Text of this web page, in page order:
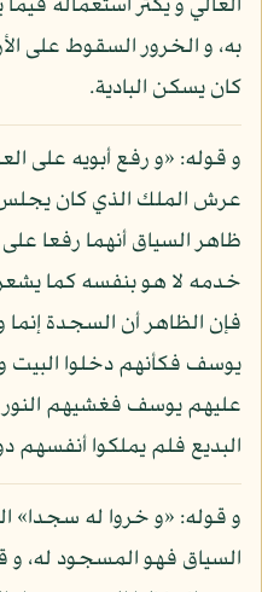
العالي و يكثر استعماله
به، و الخرور السقوط على
كان يسكن البادية.
و قوله: «و رفع أبويه على
عرش الملك الذي كان يجلس
ظاهر السياق أنهما رفعا
خدمه لا هو بنفسه كما
فإن الظاهر أن السجدة
يوسف فكأنهم دخلوا
عليهم يوسف فغشيهم النور
البديع فلم يملكوا أنفسهم
و قوله: «و خروا له سجدا»
السياق فهو المسجود له،